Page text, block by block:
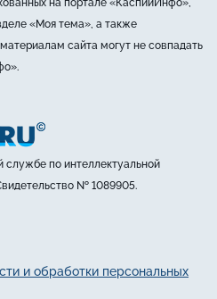
на портале «КаспийИнфо»,
«Моя тема», а также
сайта могут не совпадать
службе по интеллектуальной
№ 1089905.
и обработки персональных